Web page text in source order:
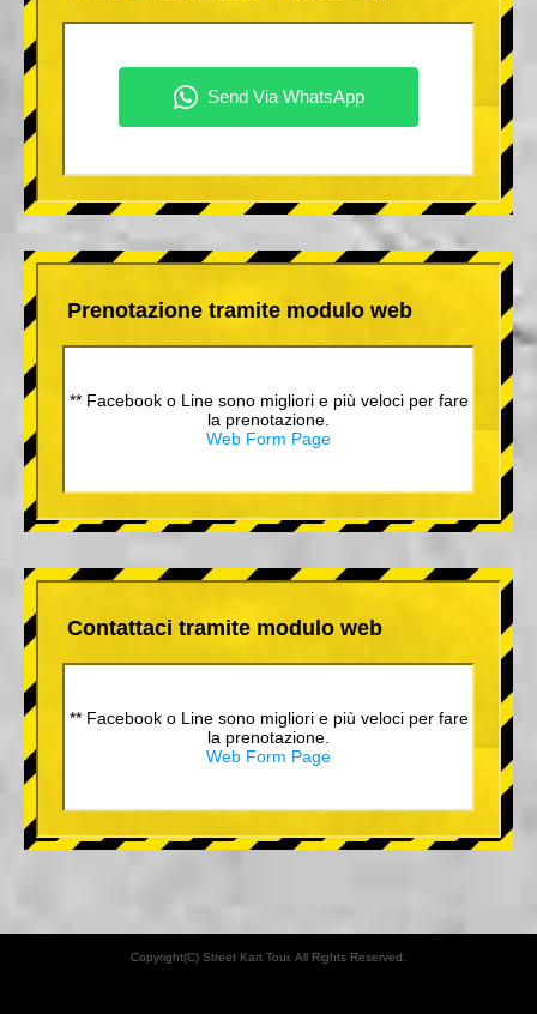
Prenotazione tramite modulo web
** Facebook o Line sono migliori e più veloci per fare
la prenotazione.
Web Form Page
Contattaci tramite modulo web
** Facebook o Line sono migliori e più veloci per fare
la prenotazione.
Web Form Page
Copyright(C) Street Kart Tour. All Rights Reserved.